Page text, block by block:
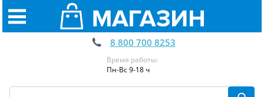
8 800 700 8253
Время работы:
Пн-Вс 9-18 ч